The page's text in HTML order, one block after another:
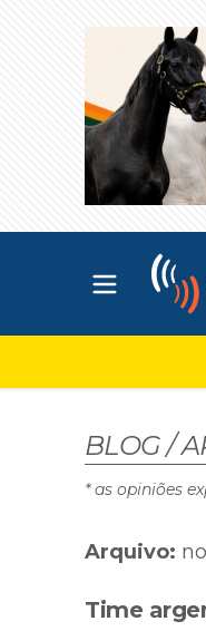
Abrir menu
BLOG /
* as opiniões
Arquivo:
Time